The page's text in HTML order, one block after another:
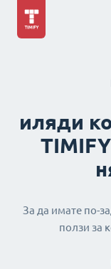
иляди
За да имате по-
ползи за